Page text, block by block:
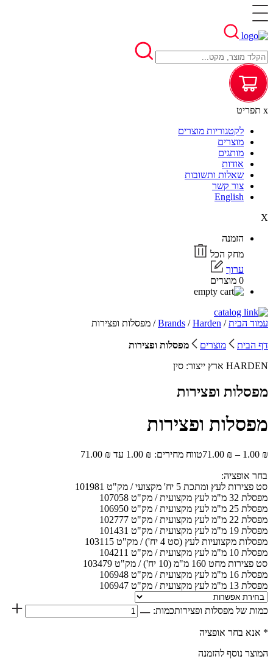
x תפריט
לקטגוריות מוצרים
מוצרים
מותגים
אודות
שאלות ותשובות
צור קשר
English
X
הזמנה
מחק הכל
ערוך
0 מוצרים
עמוד הבית/
Brands /Harden / מפסלות ופצירות
דף הבית מוצרים
מפסלות ופצירות
HARDEN ארץ ייצור: סין
מפסלות ופצירות
מפסלות ופצירות
1.00 ₪
–
71.00 ₪ טווח מחירים: ⁦1.00 ₪⁩ עד ⁦71.00 ₪⁩
בחר אופציה:
סט פצירות לעץ ומתכת 5 יח' מקצועי / מק"ט 101981
מפסלת 32 מ"מ לעץ מקצועית / מק"ט 107058
מפסלת 25 מ"מ לעץ מקצועית / מק"ט 106950
מפסלת 22 מ"מ לעץ מקצועית / מק"ט 102777
מפסלת 19 מ"מ לעץ מקצועית / מק"ט 101431
מפסלות מקצועיות לעץ (סט 4 יח') / מק"ט 103115
מפסלת 10 מ"מ לעץ מקצועית / מק"ט 104211
סט פצירות מחט 160 מ"מ (10 יח') / מק"ט 103479
מפסלת 16 מ"מ לעץ מקצועית / מק"ט 106948
מפסלת 13 מ"מ לעץ מקצועית / מק"ט 106947
כמות של מפסלות ופצירותכמות:
* אנא בחר אופציה
המוצר נוסף להזמנה